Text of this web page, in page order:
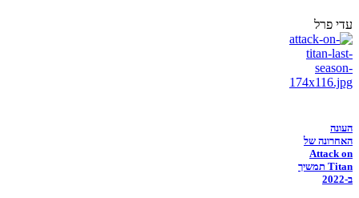
עדי פרל
העונה
האחרונה של
Attack on
Titan תמשיך
ב-2022